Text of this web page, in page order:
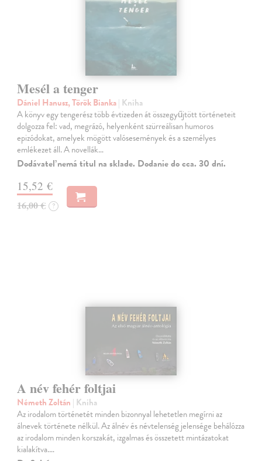
Mesél a tenger
Dániel Hanusz, Török Bianka| Kniha
A könyv egy tengerész több évtizeden át összegyűjtött történeteit
dolgozza fel: vad, megrázó, helyenként szürreálisan humoros
epizódokat, amelyek mögött valósesemények és a személyes
emlékezet áll. A novellák…
Dodávateľ nemá titul na sklade. Dodanie do cca. 30 dní.
15,52 €
16,00 € ?
A név fehér foltjai
Németh Zoltán | Kniha
Az irodalom történetét minden bizonnyal lehetetlen megírni az
álnevek története nélkül. Az álnév és névtelenség jelensége behálózza
az irodalom minden korszakát, izgalmas és összetett mintázatokat
kialakítva.…